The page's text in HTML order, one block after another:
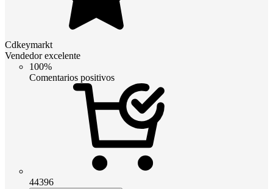
Cdkeymarkt
Vendedor excelente
100%
Comentarios positivos
44396